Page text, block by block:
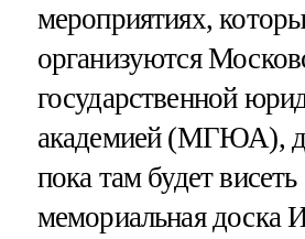
мероприятиях,
организуются
государственной
академией (МГЮА),
пока там будет висеть
мемориальная доска